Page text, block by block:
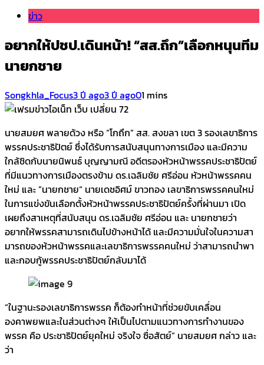
ข่าว
อยากให้ปชป.เดินหน้า! “สส.ถึก”เลือกหนุนทีม
นายกชาย
Songkhla_Focus3 ปี ago3 ปี ago01 mins
นายสมยศ พลายด้วง หรือ “โกถึก” สส. สงขลา เขต 3 รองเลขาธิการ
พรรคประชาธิปัตย์ ซึ่งได้รับการสนับสนุนทางการเมือง และมีความ
ใกล้ชิดกับนายนิพนธ์ บุญญามณี อดีตรองหัวหน้าพรรคประชาธิปัตย์
ที่มีแนวทางการเมืองตรงข้าม ดร.เฉลิมชัย ศรีอ่อน หัวหน้าพรรคคน
ใหม่ และ ”นายกชาย“ นายเดชอิศม์ ขาวทอง เลขาธิการพรรคคนใหม่
ในการแข่งขันเลือกตั้งหัวหน้าพรรคประชาธิปัตย์ครั้งที่ผ่านมา เปิด
เผยถึงสาเหตุที่สนับสนุน ดร.เฉลิมชัย ศรีอ่อน และ นายกชายว่า
อยากให้พรรคสามารถเดินไปข้างหน้าได้ และมีความมั่นใจในความสา
มารถของห้วหน้าพรรคและเลขาธิการพรรคคนใหม่ ว่าสามารถนำพา
และกอบกู้พรรคประชาธิปัตย์กลับมาได้
“ในฐานะรองเลขาธิการพรรค ก็ต้องทำหน้าที่ช่วยขับเคลื่อน
องคาพยพและในส่วนต่างๆ ให้เป็นไปตามแนวทางการทำงานของ
พรรค คือ ประชาธิปัตย์ยุคใหม่ จริงใจ ซื่อสัตย์” นายสมยศ กล่าว และ
ว่า